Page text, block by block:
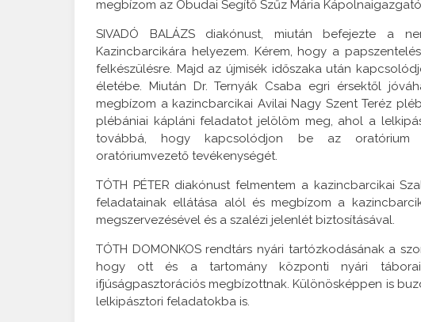
megbízom az Óbudai Segítő Szűz Mária
SIVADÓ BALÁZS diakónust, miután befejezte a
Kazincbarcikára helyezem. Kérem, hogy a
felkészülésre. Majd az újmisék időszaka után
életébe. Miután Dr. Ternyák Csaba egri érsektől
megbízom a kazincbarcikai Avilai Nagy Szent Teréz
plébániai kápláni feladatot jelölöm meg, ahol a
továbbá, hogy kapcsolódjon be az oratórium
oratóriumvezető tevékenységét.
TÓTH PÉTER diakónust felmentem a kazincbarcikai
feladatainak ellátása alól és megbízom a
megszervezésével és a szalézi jelenlét biztosításával.
TÓTH DOMONKOS rendtárs nyári tartózkodásának a
hogy ott és a tartomány központi nyári
ifjúságpasztorációs megbízottnak. Különösképpen is
lelkipásztori feladatokba is.